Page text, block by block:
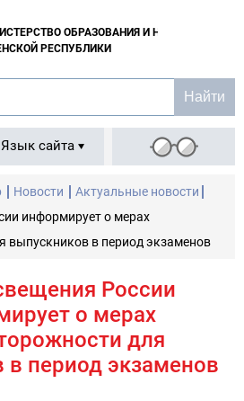
ОБРАЗОВАНИЯ И НАУКИ
РЕСПУБЛИКИ
Язык сайта
Новости
Актуальные новости
информирует о мерах
выпускников в период экзаменов
России
о мерах
для
в период экзаменов